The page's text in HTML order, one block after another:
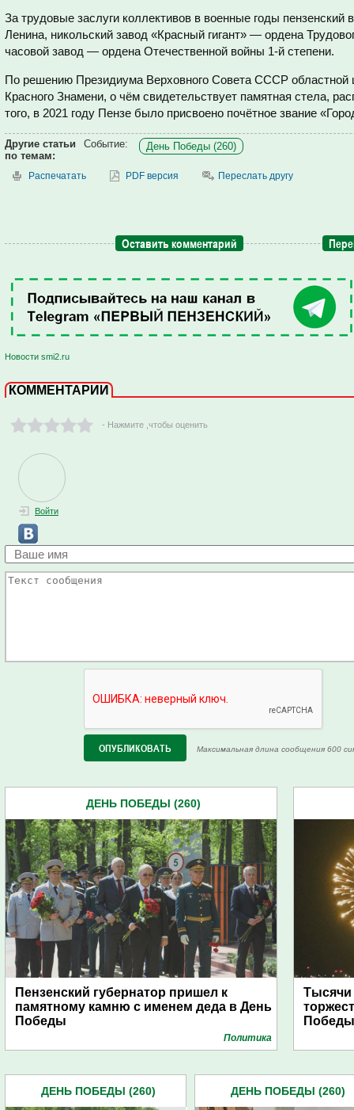
За трудовые заслуги коллективов в военные годы пензенский
Ленина, никольский завод «Красный гигант» — ордена
часовой завод — ордена Отечественной войны 1-й степени.
По решению Президиума Верховного Совета СССР областной
Красного Знамени, о чём свидетельствует памятная стела,
того, в 2021 году Пензе было присвоено почётное звание
Другие статьи
по темам:
Событие: День Победы (260)
Распечатать PDF версия Переслать другу
Оставить комментарий
Новости smi2.ru
КОММЕНТАРИИ
- Нажмите ,чтобы оценить
Войти
Максимальная длина сообщения 600
ДЕНЬ ПОБЕДЫ (260)
Пензенский губернатор пришел к
памятному камню с именем деда в День
Победы
Политика
Тысячи
Победы
ДЕНЬ ПОБЕДЫ (260) ДЕНЬ ПОБЕДЫ (260)